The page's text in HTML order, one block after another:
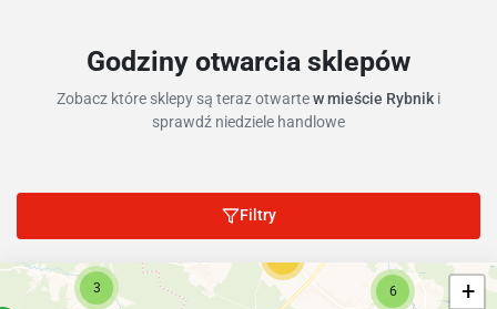
Godziny otwarcia sklepów
Zobacz które sklepy są teraz otwartew mieście Rybnik i
sprawdź niedziele handlowe
Filtry
3 6
+